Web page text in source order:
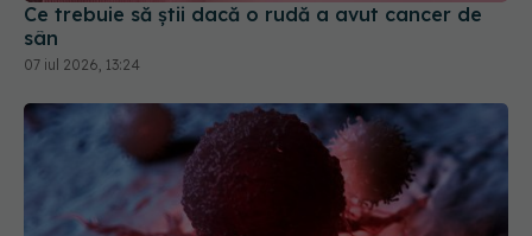
Ce trebuie să știi dacă o rudă a avut cancer de
sân
07 iul 2026, 13:24